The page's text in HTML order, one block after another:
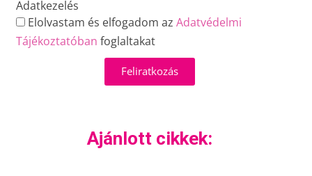
Adatkezelés
Elolvastam és elfogadom azAdatvédelmi
Tájékoztatóban foglaltakat
Feliratkozás
Ajánlott cikkek: